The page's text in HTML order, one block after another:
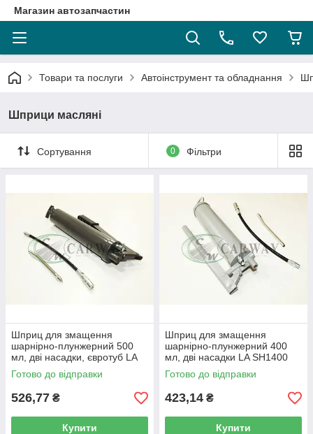
Магазин автозапчастин
Товари та послуги Автоінструмент та обладнання
Шприци масляні
Сортування 0 Фільтри
Шприц для змащення
шарнірно-плунжерний 500
мл, дві насадки, євротуб LA
SH1500 Lavita
Готово до відправки
526,77 ₴
Купити
Шприц для змащення
шарнірно-плунжерний 400
мл, дві насадки LA SH1400
Lavita
Готово до відправки
423,14 ₴
Купити